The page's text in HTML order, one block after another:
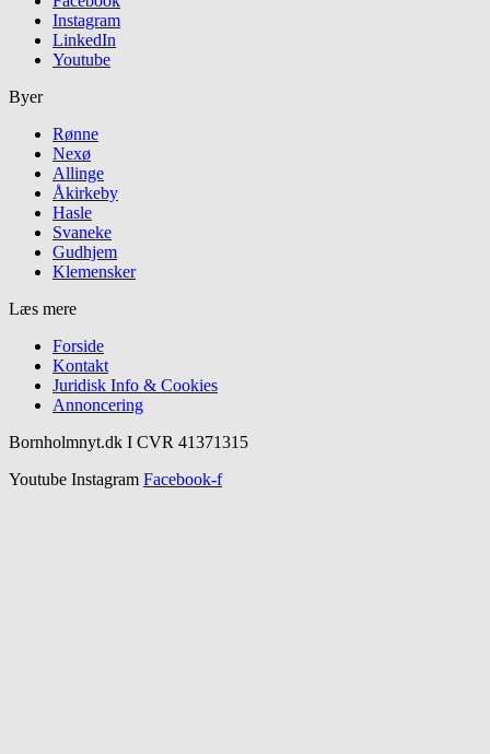
Instagram
LinkedIn
Youtube
Byer
Rønne
Nexø
Allinge
Åkirkeby
Hasle
Svaneke
Gudhjem
Klemensker
Læs mere
Forside
Kontakt
Juridisk Info & Cookies​
Annoncering
Bornholmnyt.dk I CVR 41371315
Youtube Instagram Facebook-f